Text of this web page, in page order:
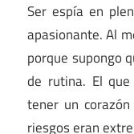
Ser espía en
apasionante. Al
porque supongo
de rutina. El
tener un
riesgos eran